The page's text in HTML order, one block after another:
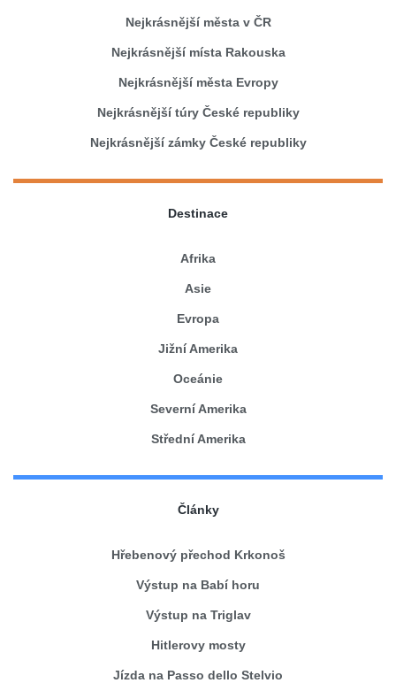
Nejkrásnější města v ČR
Nejkrásnější místa Rakouska
Nejkrásnější města Evropy
Nejkrásnější túry České republiky
Nejkrásnější zámky České republiky
Destinace
Afrika
Asie
Evropa
Jižní Amerika
Oceánie
Severní Amerika
Střední Amerika
Články
Hřebenový přechod Krkonoš
Výstup na Babí horu
Výstup na Triglav
Hitlerovy mosty
Jízda na Passo dello Stelvio